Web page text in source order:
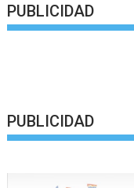
PUBLICIDAD
PUBLICIDAD